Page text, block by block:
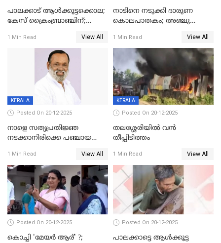
പാലക്കാട് ആൾക്കൂട്ടക്കൊല;
കേസ് ക്രൈംബ്രാഞ്ചിന്;
അന്വേഷിക്കും
1 Min Read View All
നാടിനെ നടുക്കി ദാരുണ
കൊലപാതകം; അഞ്ചു
കഴുത്തുഞെരിച്ച് കൊന്നു
1 Min Read View All
KERALA
Posted On 20-12-2025
നാളെ സത്യപ്രതിജ്ഞ
നടക്കാനിരിക്കെ പഞ്ചായത്ത്
1 Min Read View All
KERALA
Posted On 20-12-2025
തലശ്ശേരിയിൽ വൻ
തീപ്പിടിത്തം
1 Min Read View All
Posted On 20-12-2025
കൊച്ചി 'മേയർ ആര്' ?;
Posted On 20-12-2025
പാലക്കാട്ടെ ആള്‍ക്കൂട്ട